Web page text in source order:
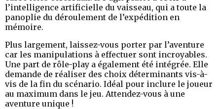
l’intelligence artificielle du vaisseau, qui a toute la
panoplie du déroulement de l’expédition en
mémoire.
Plus largement, laissez-vous porter par l’aventure
car les manipulations à effectuer sont incroyables.
Une part de rôle-play a également été intégrée. Elle
demande de réaliser des choix déterminants vis-à-
vis de la fin du scénario. Idéal pour inclure le joueur
au maximum dans le jeu. Attendez-vous à une
aventure unique !